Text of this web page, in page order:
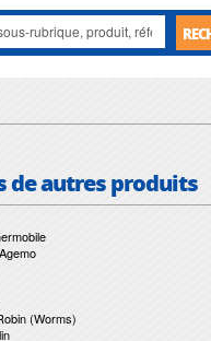
l'Ile de France suivant vos
d'efficacité, et garantissent
enregistreur de temperature.
de autres produits
(Worms)